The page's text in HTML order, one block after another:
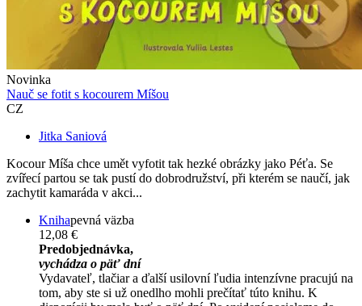
Novinka
Nauč se fotit s kocourem Míšou
CZ
Jitka Saniová
Kocour Míša chce umět vyfotit tak hezké obrázky jako Péťa. Se
zvířecí partou se tak pustí do dobrodružství, při kterém se naučí, jak
zachytit kamaráda v akci...
Knihapevná väzba
12,08 €
Predobjednávka,
vychádza o päť dní
Vydavateľ, tlačiar a ďalší usilovní ľudia intenzívne pracujú na
tom, aby ste si už onedlho mohli prečítať túto knihu. K